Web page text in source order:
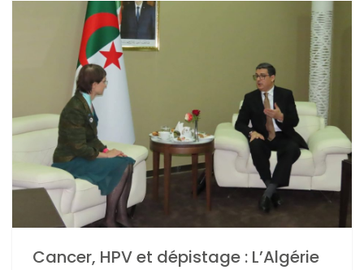
Cancer, HPV et dépistage : L’Algérie